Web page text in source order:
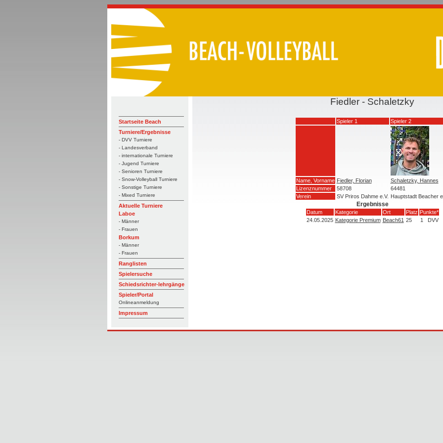
Startseite Beach
Turniere/Ergebnisse
- DVV Turniere
- Landesverband
- internationale Turniere
- Jugend Turniere
- Senioren Turniere
- Snow-Volleyball Turniere
- Sonstige Turniere
- Mixed Turniere
Aktuelle Turniere
Laboe
- Männer
- Frauen
Borkum
- Männer
- Frauen
Ranglisten
Spielersuche
Schiedsrichter-lehrgänge
Spieler/Portal
Onlineanmeldung
Impressum
Fiedler - Schaletzky
Spieler 1 Spieler 2
Name, Vorname Fiedler, Florian
Schaletzky, Hannes
Lizenznummer
58708
64481
Verein
SV Priros Dahme e.V. Hauptstadt Beacher
Ergebnisse
Datum Kategorie Ort Platz Punkte*
24.05.2025 Kategorie Premium Beach61 25 1 DVV